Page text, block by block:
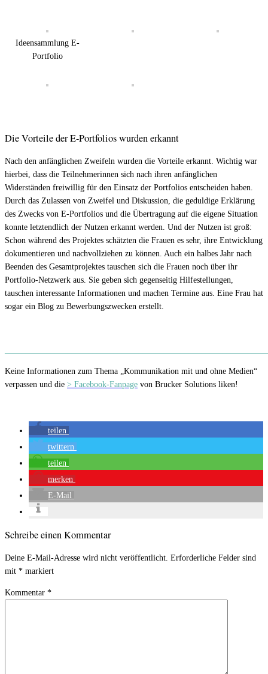
Ideensammlung E-
Portfolio
Die Vorteile der E-Portfolios wurden erkannt
Nach den anfänglichen Zweifeln wurden die Vorteile erkannt. Wichtig war
hierbei, dass die Teilnehmerinnen sich nach ihren anfänglichen
Widerständen freiwillig für den Einsatz der Portfolios entscheiden haben.
Durch das Zulassen von Zweifel und Diskussion, die geduldige Erklärung
des Zwecks von E-Portfolios und die Übertragung auf die eigene Situation
konnte letztendlich der Nutzen erkannt werden. Und der Nutzen ist groß:
Schon während des Projektes schätzten die Frauen es sehr, ihre Entwicklung
dokumentieren und nachvollziehen zu können. Auch ein halbes Jahr nach
Beenden des Gesamtprojektes tauschen sich die Frauen noch über ihr
Portfolio-Netzwerk aus. Sie geben sich gegenseitig Hilfestellungen,
tauschen interessante Informationen und machen Termine aus. Eine Frau hat
sogar ein Blog zu Bewerbungszwecken erstellt.
Keine Informationen zum Thema „Kommunikation mit und ohne Medien“
verpassen und die > Facebook-Fanpage von Brucker Solutions liken!
teilen
twittern
teilen
merken
E-Mail
Schreibe einen Kommentar
Deine E-Mail-Adresse wird nicht veröffentlicht. Erforderliche Felder sind
mit * markiert
Kommentar *